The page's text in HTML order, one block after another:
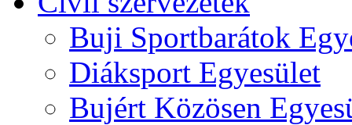
Buji Sportbarátok
Diáksport Egyesület
Bujért Közösen